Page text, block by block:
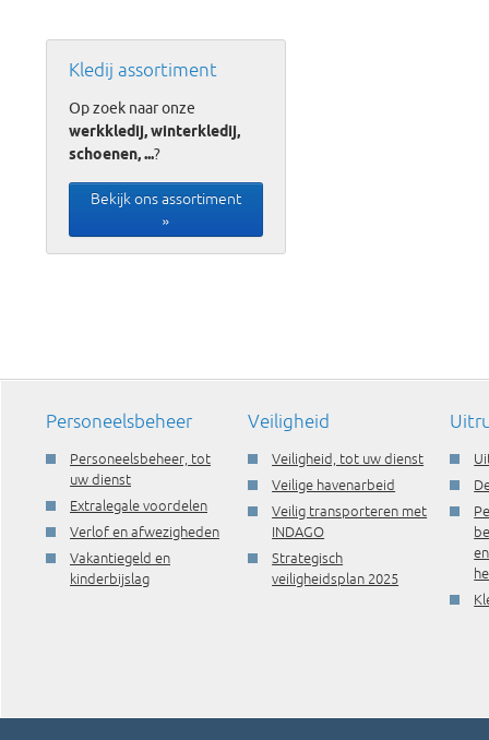
Kledij assortiment
Op zoek naar onze
werkkledij, winterkledij,
schoenen, ...?
Bekijk ons assortiment
»
Personeelsbeheer
Personeelsbeheer, tot
uw dienst
Extralegale voordelen
Verlof en afwezigheden
Vakantiegeld en
kinderbijslag
Veiligheid
Veiligheid, tot uw dienst
Veilige havenarbeid
Veilig transporteren met
INDAGO
Strategisch
veiligheidsplan 2025
en